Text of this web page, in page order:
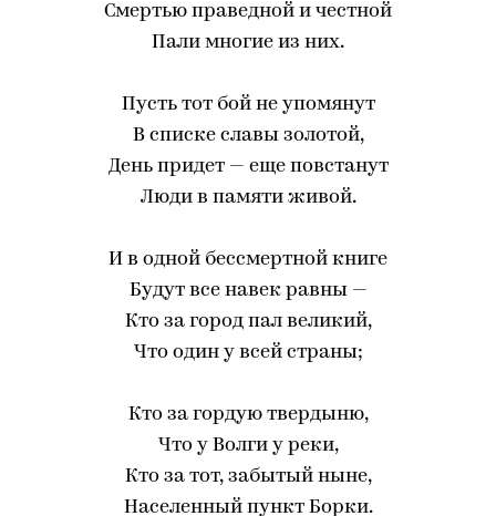
Смертью праведной и честной
Пали многие из них.
Пусть тот бой не упомянут
В списке славы золотой,
День придет — еще повстанут
Люди в памяти живой.
И в одной бессмертной книге
Будут все навек равны —
Кто за город пал великий,
Что один у всей страны;
Кто за гордую твердыню,
Что у Волги у реки,
Кто за тот, забытый ныне,
Населенный пункт Борки.